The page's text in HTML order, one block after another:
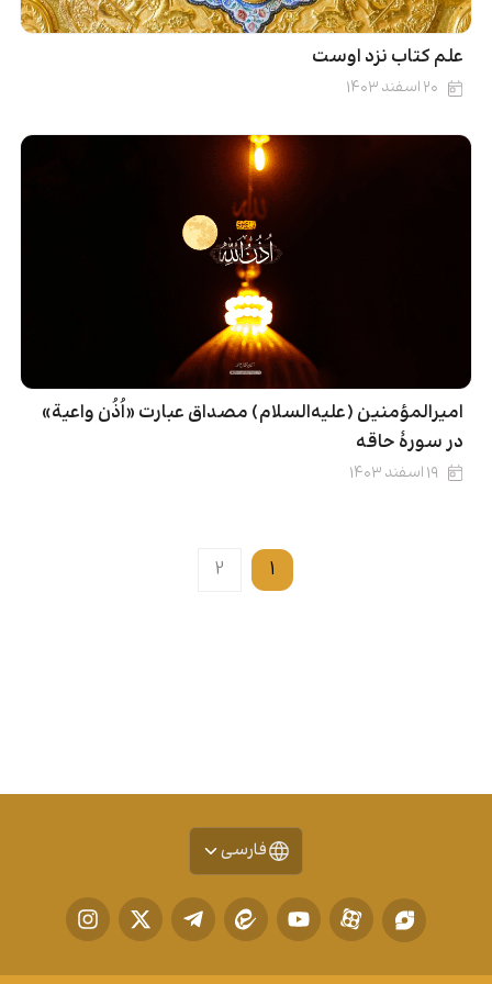
علم کتاب نزد اوست
۲۰ اسفند ۱۴۰۳
امیرالمؤمنین (علیه‌السلام) مصداق عبارت «اُذُن واعية»
در سورۀ حاقه
۱۹ اسفند ۱۴۰۳
1
2
فارسی